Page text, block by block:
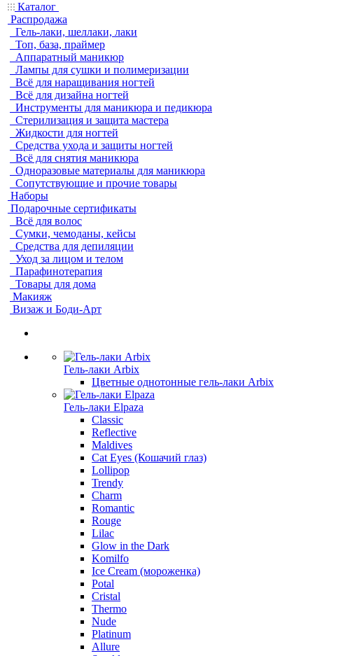
Каталог
Распродажа
Гель-лаки, шеллаки, лаки
Топ, база, праймер
Аппаратный маникюр
Лампы для сушки и полимеризации
Всё для наращивания ногтей
Всё для дизайна ногтей
Инструменты для маникюра и педикюра
Стерилизация и защита мастера
Жидкости для ногтей
Средства ухода и защиты ногтей
Всё для снятия маникюра
Одноразовые материалы для маникюра
Сопутствующие и прочие товары
Наборы
Подарочные сертификаты
Всё для волос
Сумки, чемоданы, кейсы
Средства для депиляции
Уход за лицом и телом
Парафинотерапия
Товары для дома
Макияж
Визаж и Боди-Арт
Гель-лаки Arbix
Цветные однотонные гель-лаки Arbix
Гель-лаки Elpaza
Classic
Reflective
Maldives
Cat Eyes (Кошачий глаз)
Lollipop
Trendy
Charm
Romantic
Rouge
Lilac
Glow in the Dark
Komilfo
Ice Cream (мороженка)
Potal
Cristal
Thermo
Nude
Platinum
Allure